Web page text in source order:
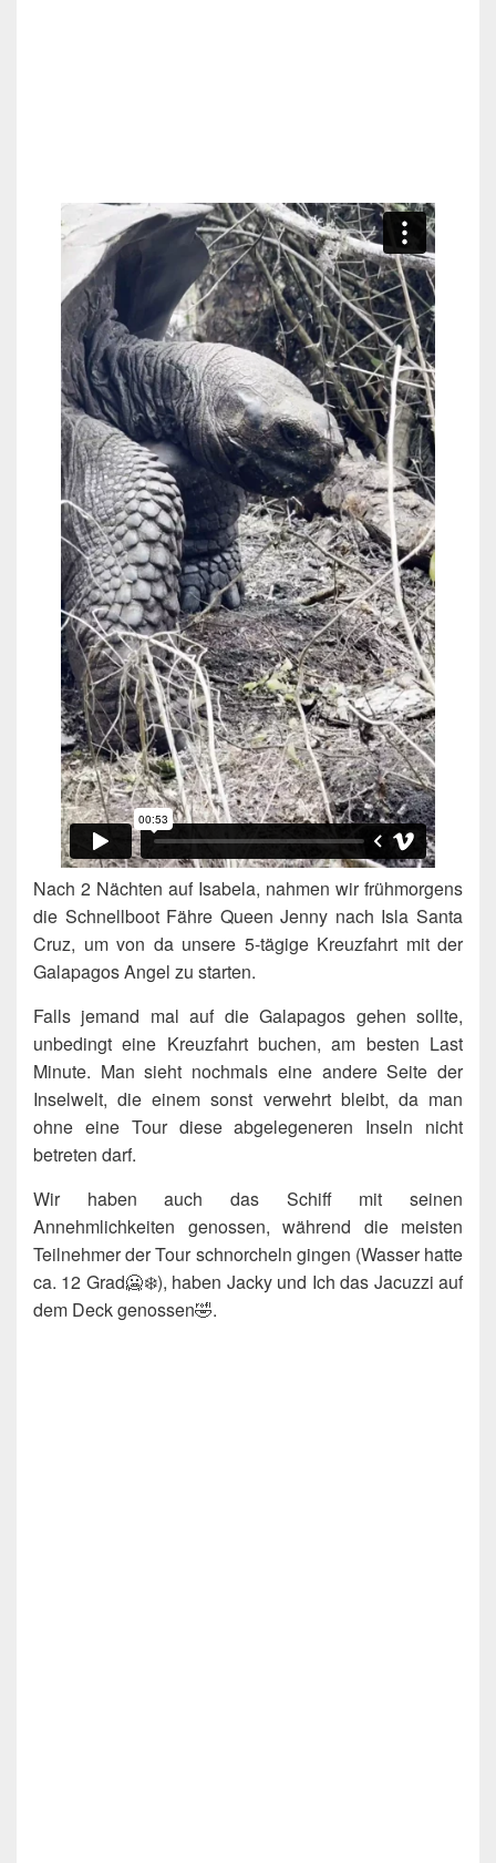
Nach 2 Nächten auf Isabela, nahmen wir frühmorgens
die Schnellboot Fähre Queen Jenny nach Isla Santa
Cruz, um von da unsere 5-tägige Kreuzfahrt mit der
Galapagos Angel zu starten.
Falls jemand mal auf die Galapagos gehen sollte,
unbedingt eine Kreuzfahrt buchen, am besten Last
Minute. Man sieht nochmals eine andere Seite der
Inselwelt, die einem sonst verwehrt bleibt, da man
ohne eine Tour diese abgelegeneren Inseln nicht
betreten darf.
Wir haben auch das Schiff mit seinen
Annehmlichkeiten genossen, während die meisten
Teilnehmer der Tour schnorcheln gingen (Wasser hatte
ca. 12 Grad🥶❄️), haben Jacky und Ich das Jacuzzi auf
dem Deck genossen🤣.